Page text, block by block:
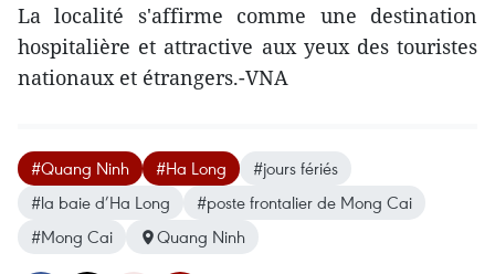
La localité s'affirme comme une destination
hospitalière et attractive aux yeux des touristes
nationaux et étrangers.-VNA
#Quang Ninh #Ha Long
#jours fériés
#la baie d’Ha Long
#poste frontalier de Mong Cai
#Mong Cai
Quang Ninh